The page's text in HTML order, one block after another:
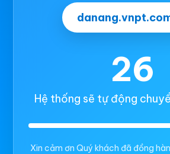
26
Hệ thống sẽ tự động
Xin cảm ơn Quý khách đã đồng